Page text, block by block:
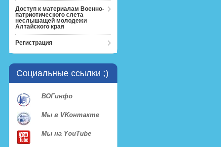
Доступ к материалам Военно-
патриотического слета
неслышащей молодежи
Алтайского края
Регистрация
Социальные ссылки ;)
ВОГинфо
Мы в VKонтакте
Мы на YouTube